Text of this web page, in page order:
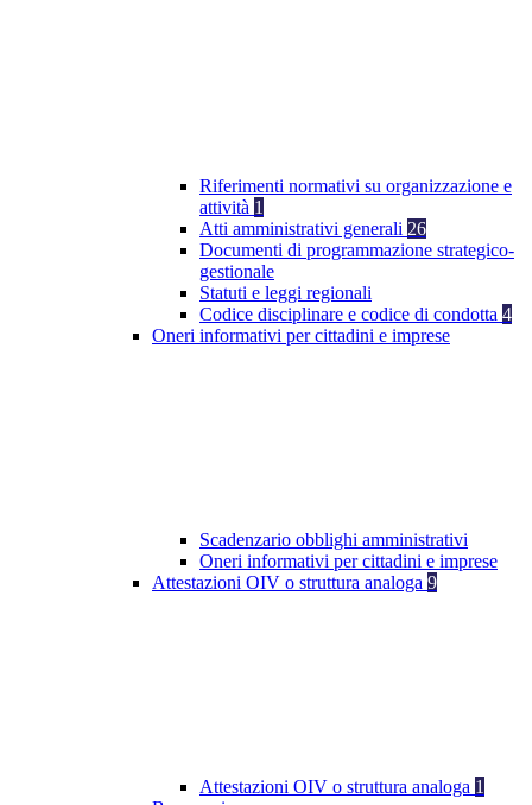
Riferimenti normativi su organizzazione e
attività 1
Atti amministrativi generali 26
Documenti di programmazione strategico-
gestionale
Statuti e leggi regionali
Codice disciplinare e codice di condotta 4
Oneri informativi per cittadini e imprese
Scadenzario obblighi amministrativi
Oneri informativi per cittadini e imprese
Attestazioni OIV o struttura analoga 9
Attestazioni OIV o struttura analoga 1